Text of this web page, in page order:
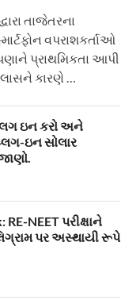
તાજેતરના
વપરાશકર્તાઓ
પ્રાથમિકતા આપી
કારણે …
ઇન કરો અને
ઇન સોલાર
NEET પરીક્ષાને
પર અસ્થાયી રૂપે